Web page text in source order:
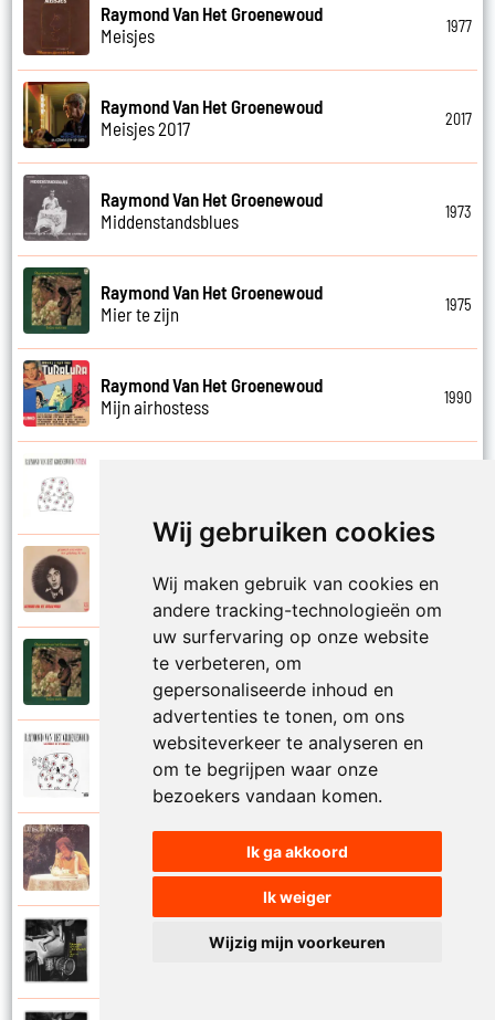
Wij gebruiken cookies
Wij maken gebruik van cookies en
andere tracking-technologieën om
uw surfervaring op onze website
te verbeteren, om
gepersonaliseerde inhoud en
advertenties te tonen, om ons
websiteverkeer te analyseren en
om te begrijpen waar onze
bezoekers vandaan komen.
Ik ga akkoord
Ik weiger
Wijzig mijn voorkeuren
Raymond Van Het Groenewoud
Meisjes
1977
Raymond Van Het Groenewoud
Meisjes 2017
2017
Raymond Van Het Groenewoud
Middenstandsblues
1973
Raymond Van Het Groenewoud
Mier te zijn
1975
Raymond Van Het Groenewoud
Mijn airhostess
1990
Mijn lieve schatje
Raymond Van Het Groenewoud
Mijn schoolgaande jeugd
Raymond Van Het Groenewoud
Mijnheer de postbode
Raymond Van Het Groenewoud
Moeder
Raymond Van Het Groenewoud